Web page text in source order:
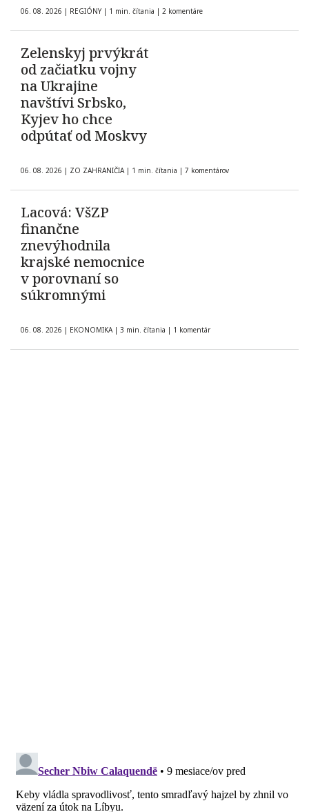
06. 08. 2026 | REGIÓNY | 1 min. čítania | 2 komentáre
Zelenskyj prvýkrát
od začiatku vojny
na Ukrajine
navštívi Srbsko,
Kyjev ho chce
odpútať od Moskvy
06. 08. 2026 | ZO ZAHRANIČIA | 1 min. čítania | 7 komentárov
Lacová: VšZP
finančne
znevýhodnila
krajské nemocnice
v porovnaní so
súkromnými
06. 08. 2026 | EKONOMIKA | 3 min. čítania | 1 komentár